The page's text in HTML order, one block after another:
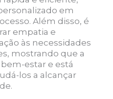
em
Além disso, é
empatia e
às necessidades
mostrando que a
estar e está
los a alcançar